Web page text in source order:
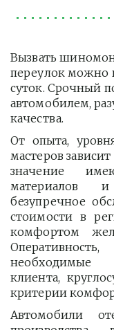
Вызвать
переулок можно
суток. Срочный
автомобилем,
качества.
От опыта,
мастеров
значение
материалов
безупречное
стоимости в
комфортом
клиента,
критерии
Автомобили